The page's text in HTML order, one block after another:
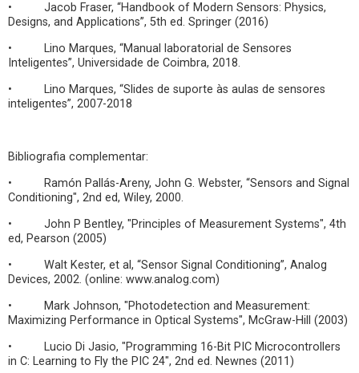
• Jacob Fraser, “Handbook of Modern Sensors: Physics,
Designs, and Applications”, 5th ed. Springer (2016)
• Lino Marques, “Manual laboratorial de Sensores
Inteligentes”, Universidade de Coimbra, 2018.
• Lino Marques, “Slides de suporte às aulas de sensores
inteligentes”, 2007-2018
Bibliografia complementar:
• Ramón Pallás-Areny, John G. Webster, “Sensors and Signal
Conditioning", 2nd ed, Wiley, 2000.
• John P Bentley, "Principles of Measurement Systems", 4th
ed, Pearson (2005)
• Walt Kester, et al, “Sensor Signal Conditioning”, Analog
Devices, 2002. (online: www.analog.com)
• Mark Johnson, "Photodetection and Measurement:
Maximizing Performance in Optical Systems", McGraw-Hill (2003)
• Lucio Di Jasio, "Programming 16-Bit PIC Microcontrollers
in C: Learning to Fly the PIC 24", 2nd ed. Newnes (2011)